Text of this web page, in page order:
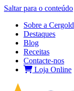
Saltar para o conteúdo
Sobre a Cergold
Destaques
Blog
Receitas
Contacte‑nos
Loja Online